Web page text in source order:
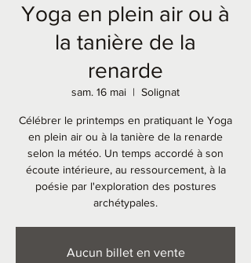
Yoga en plein air ou à
la tanière de la
renarde
sam. 16 mai
  |
Solignat
Célébrer le printemps en pratiquant le Yoga
en plein air ou à la tanière de la renarde
selon la météo. Un temps accordé à son
écoute intérieure, au ressourcement, à la
poésie par l'exploration des postures
archétypales.
Aucun billet en vente